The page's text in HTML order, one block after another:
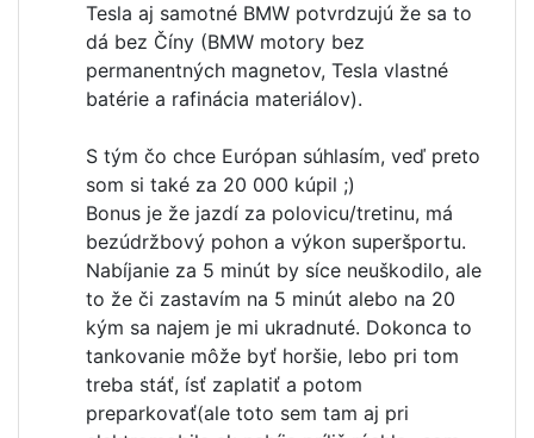
Tesla aj samotné BMW potvrdzujú že sa to
dá bez Číny (BMW motory bez
permanentných magnetov, Tesla vlastné
batérie a rafinácia materiálov).
S tým čo chce Európan súhlasím, veď preto
som si také za 20 000 kúpil ;)
Bonus je že jazdí za polovicu/tretinu, má
bezúdržbový pohon a výkon superšportu.
Nabíjanie za 5 minút by síce neuškodilo, ale
to že či zastavím na 5 minút alebo na 20
kým sa najem je mi ukradnuté. Dokonca to
tankovanie môže byť horšie, lebo pri tom
treba stáť, ísť zaplatiť a potom
preparkovať(ale toto sem tam aj pri